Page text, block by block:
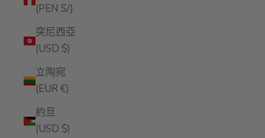
(PEN S/)
突尼西亞
(USD $)
立陶宛
(EUR €)
約旦
(USD $)